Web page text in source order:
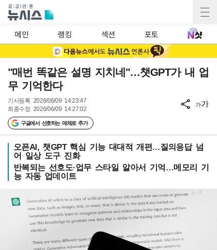
메인 랭킹 섹션 포토
"매번 똑같은 설명 지치네"…챗GPT가 내 업
무 기억한다
기사등록 2026/06/09 14:23:47
최종수정 2026/06/09 14:27:02
구글에서 선호하는 매체로 추가
가가
오픈AI, 챗GPT 핵심 기능 대대적 개편…질의응답 넘
어 일상 도구 진화
반복되는 선호도·업무 스타일 알아서 기억…메모리 기
능 자동 업데이트